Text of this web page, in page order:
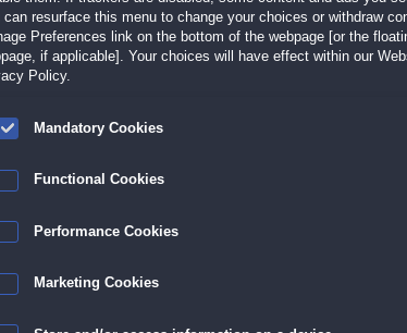
um 13:59
Vorgängerteile gekauft und häufig gespielt habe, hatte ich
10.10.2008 um 18:58
einfachen Leveln dann doch eine Menge Logik
Da sitzt man hier und spielt ein neues Game und dabei grollt
can resurface this menu to change your choices or withdraw
Preferences link on the bottom of the webpage [or the
if applicable]. Your choices will have effect within our
Policy.
Mandatory Cookies
Functional Cookies
Performance Cookies
Marketing Cookies